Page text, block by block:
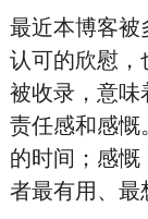
最近本博客被
认可的欣慰，
被收录，意味
责任感和感慨
的时间；感
者最有用、最